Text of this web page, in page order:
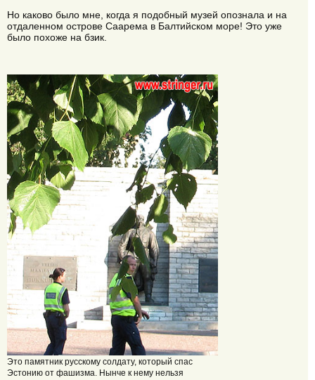
Но каково было мне, когда я подобный музей опознала и на
отдаленном острове Саарема в Балтийском море! Это уже
было похоже на бзик.
Это памятник русскому солдату, который спас
Эстонию от фашизма. Нынче к нему нельзя